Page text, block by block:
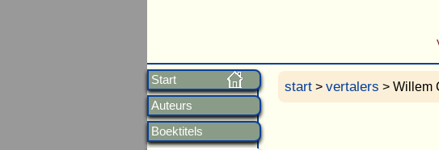
Start
Auteurs
Boektitels
start > vertalers > Willem